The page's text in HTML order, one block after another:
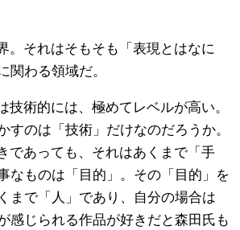
。それはそもそも「表現とはなに
関わる領域だ。
技術的には、極めてレベルが高い。
すのは「技術」だけなのだろうか。
であっても、それはあくまで「手
なものは「目的」。その「目的」を
まで「人」であり、自分の場合は
感じられる作品が好きだと森田氏も